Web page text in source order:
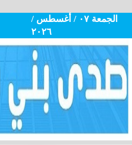
الجمعة ٠٧ / أغسطس /
٢٠٢٦